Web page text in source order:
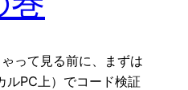
って見る前に、まずは
PC上）でコード検証